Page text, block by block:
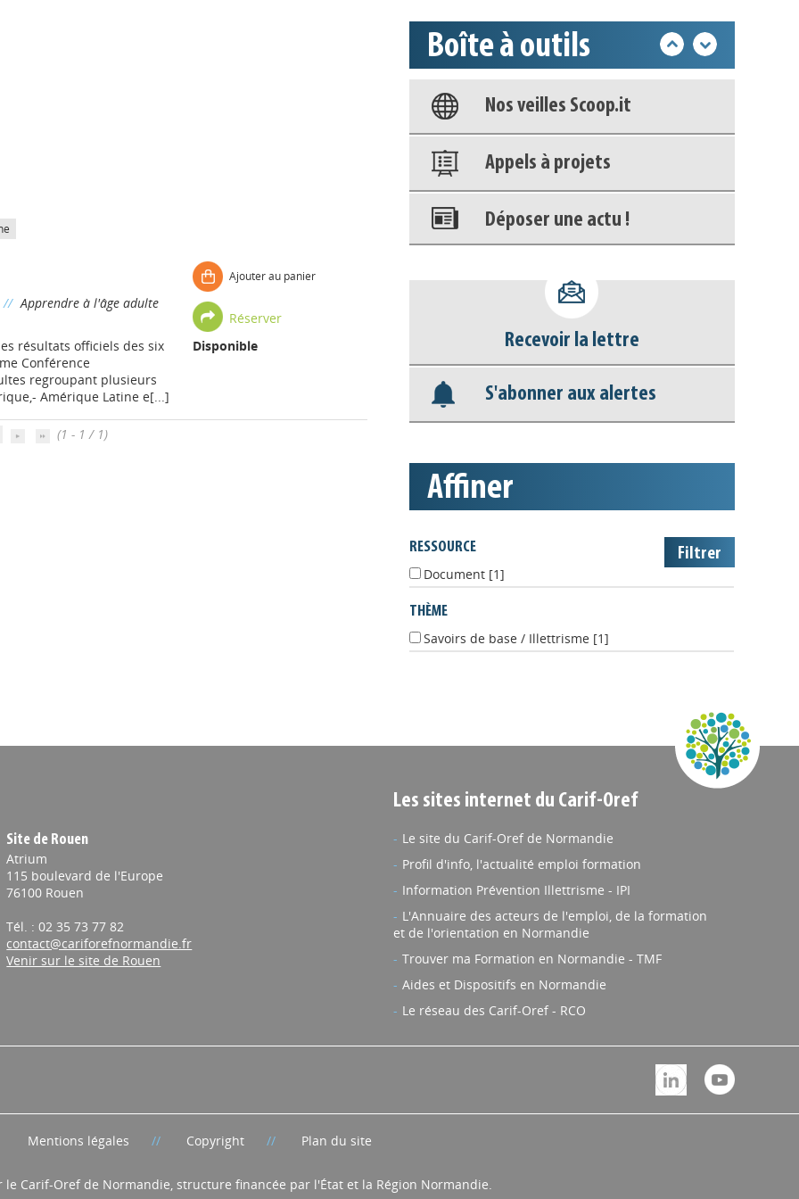
// Apprendre à l'âge adulte
résultats officiels des six
Conférence
regroupant plusieurs
Amérique Latine e[...]
Ajouter au panier
Réserver
Disponible
(1 - 1 / 1)
Boîte à outils
Base documentaire
Nos veilles Scoop.it
Appels à projets
Déposer une actu !
déconnecter)
Base documentaire
Nos veilles Scoop.it
Appels à projets
Recevoir la lettre
S'abonner aux alertes
affiner
RESSOURCE
Document [1]
THÈME
Savoirs de base / Illettrisme [1]
Site de Rouen
Atrium
115 boulevard de l'Europe
76100 Rouen
Tél. : 02 35 73 77 82
contact@cariforefnormandie.fr
Venir sur le site de Rouen
Les sites internet du Carif-Oref
Le site du Carif-Oref de Normandie
Profil d'info, l'actualité emploi formation
Information Prévention Illettrisme - IPI
L'Annuaire des acteurs de l'emploi, de la formation
et de l'orientation en Normandie
Trouver ma Formation en Normandie - TMF
Aides et Dispositifs en Normandie
Le réseau des Carif-Oref - RCO
Mentions légales Copyright Plan du site
Carif-Oref de Normandie, structure financée par l'État et la Région Normandie.